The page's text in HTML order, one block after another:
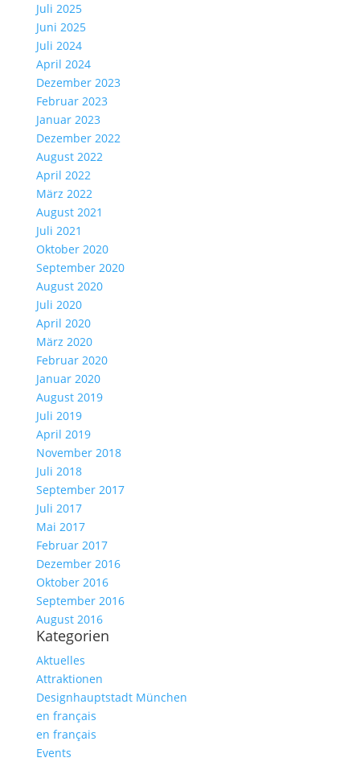
Juli 2025
Juni 2025
Juli 2024
April 2024
Dezember 2023
Februar 2023
Januar 2023
Dezember 2022
August 2022
April 2022
März 2022
August 2021
Juli 2021
Oktober 2020
September 2020
August 2020
Juli 2020
April 2020
März 2020
Februar 2020
Januar 2020
August 2019
Juli 2019
April 2019
November 2018
Juli 2018
September 2017
Juli 2017
Mai 2017
Februar 2017
Dezember 2016
Oktober 2016
September 2016
August 2016
Kategorien
Aktuelles
Attraktionen
Designhauptstadt München
en français
en français
Events